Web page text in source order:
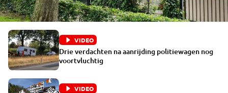
VIDEO
Drie verdachten na aanrijding politiewagen nog
voortvluchtig
VIDEO